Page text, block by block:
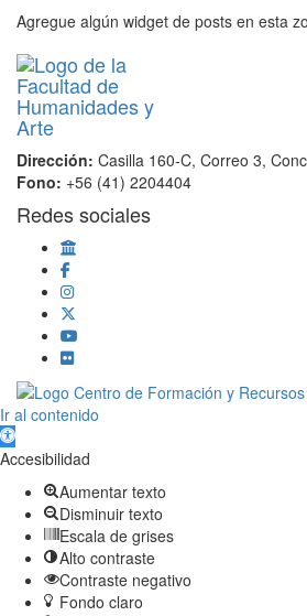
Agregue algún widget de posts en esta
Dirección: Casilla 160-C, Correo 3,
Fono: +56 (41) 2204404
Redes sociales
Scroll
Up
Ir al contenido
Abrir barra de herramientas
Accesibilidad
Aumentar texto
Disminuir texto
Escala de grises
Alto contraste
Contraste negativo
Fondo claro